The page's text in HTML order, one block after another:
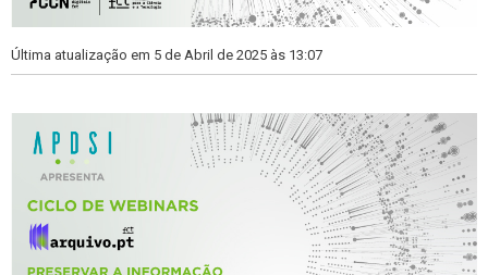
Última atualização em 5 de Abril de 2025 às 13:07